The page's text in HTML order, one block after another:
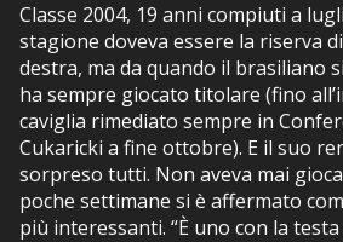
Classe 2004, 19 anni compiuti a
stagione doveva essere la riserva
destra, ma da quando il brasiliano
ha sempre giocato titolare (fino
caviglia rimediato sempre in
Cukaricki a fine ottobre). E il suo
sorpreso tutti. Non aveva mai
poche settimane si è affermato
più interessanti. “È uno con la